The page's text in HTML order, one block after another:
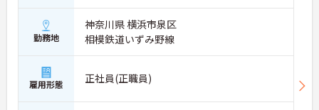
★おすすめPOINT★
＜個別ＯＪＴとチーム連携で着実に成長！＞
・入職後はお一人おひとりの習熟度に合わせた個別
のＯＪＴ研修を実施し、ｅラーニングを用いた学習
の機会も提供されます
・施設内には看護師が24時間常駐しており、急変時
勤務地
神奈川県 横浜市泉区
相模鉄道いずみ野線
雇用形態 正社員(正職員)